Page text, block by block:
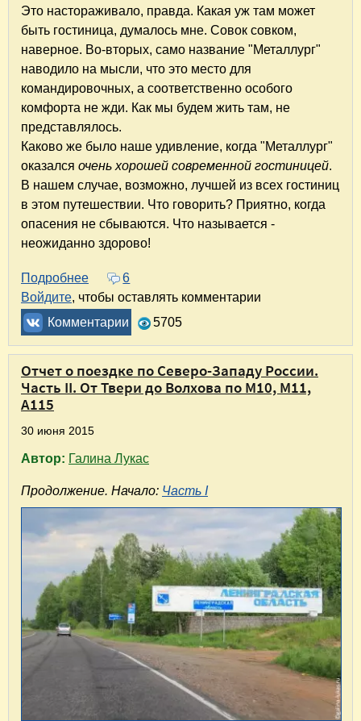
Это настораживало, правда. Какая уж там может
быть гостиница, думалось мне. Совок совком,
наверное. Во-вторых, само название "Металлург"
наводило на мысли, что это место для
командировочных, а соответственно особого
комфорта не жди. Как мы будем жить там, не
представлялось.
Каково же было наше удивление, когда "Металлург"
оказался очень хорошей современной гостиницей.
В нашем случае, возможно, лучшей из всех гостиниц
в этом путешествии. Что говорить? Приятно, когда
опасения не сбываются. Что называется -
неожиданно здорово!
Подробнее о Гостиница "Металлург" в Волхове.
6
Войдите, чтобы оставлять комментарии
Комментарии
5705
Отчет о поездке по Северо-Западу России.
Часть II. От Твери до Волхова по М10, М11,
А115
30 июня 2015
Автор: Галина Лукас
Продолжение. Начало: Часть I